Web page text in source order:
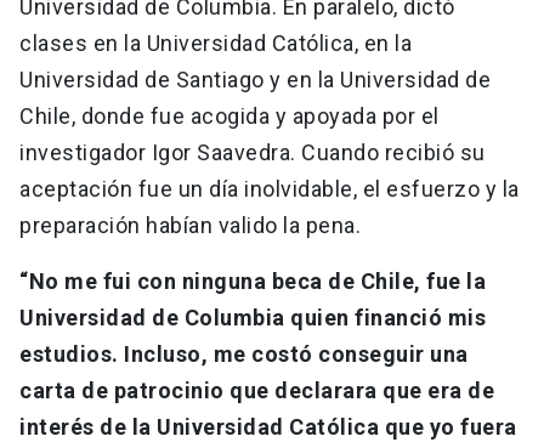
Universidad de Columbia. En paralelo, dictó
clases en la Universidad Católica, en la
Universidad de Santiago y en la Universidad de
Chile, donde fue acogida y apoyada por el
investigador Igor Saavedra. Cuando recibió su
aceptación fue un día inolvidable, el esfuerzo y la
preparación habían valido la pena.
“No me fui con ninguna beca de Chile, fue la
Universidad de Columbia quien financió mis
estudios. Incluso, me costó conseguir una
carta de patrocinio que declarara que era de
interés de la Universidad Católica que yo fuera